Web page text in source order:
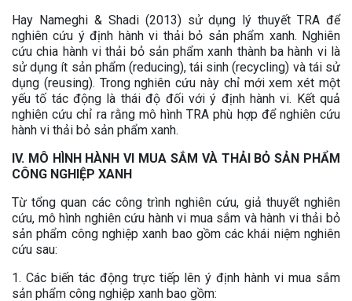
Hay Nameghi & Shadi (2013) sử dụng lý thuyết TRA để
nghiên cứu ý định hành vi thải bỏ sản phẩm xanh. Nghiên
cứu chia hành vi thải bỏ sản phẩm xanh thành ba hành vi là
sử dụng ít sản phẩm (reducing), tái sinh (recycling) và tái sử
dụng (reusing). Trong nghiên cứu này chỉ mới xem xét một
yếu tố tác động là thái độ đối với ý định hành vi. Kết quả
nghiên cứu chỉ ra rằng mô hình TRA phù hợp để nghiên cứu
hành vi thải bỏ sản phẩm xanh.
IV. MÔ HÌNH HÀNH VI MUA SẮM VÀ THẢI BỎ SẢN PHẨM
CÔNG NGHIỆP XANH
Từ tổng quan các công trình nghiên cứu, giả thuyết nghiên
cứu, mô hình nghiên cứu hành vi mua sắm và hành vi thải bỏ
sản phẩm công nghiệp xanh bao gồm các khái niệm nghiên
cứu sau:
1. Các biến tác động trực tiếp lên ý định hành vi mua sắm
sản phẩm công nghiệp xanh bao gồm: